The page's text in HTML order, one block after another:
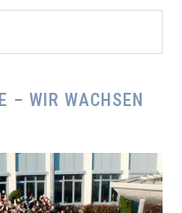
– WIR WACHSEN